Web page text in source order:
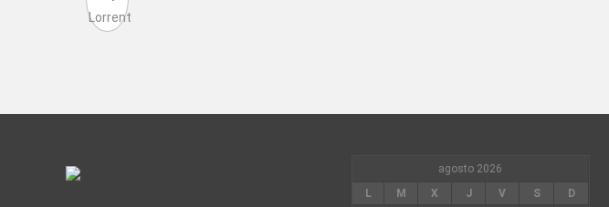
agosto 2026
L
M X J V S D